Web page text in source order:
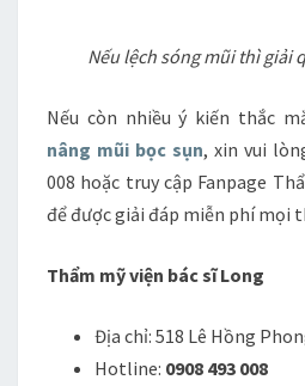
Nếu lệch sóng mũi thì giải
Nếu còn nhiều ý kiến thắc
nâng mũi bọc sụn, xin vui
008 hoặc truy cập Fanpage
để được giải đáp miễn phí mọi
Thẩm mỹ viện bác sĩ Long
Địa chỉ: 518 Lê Hồng
Hotline: 0908 493 008